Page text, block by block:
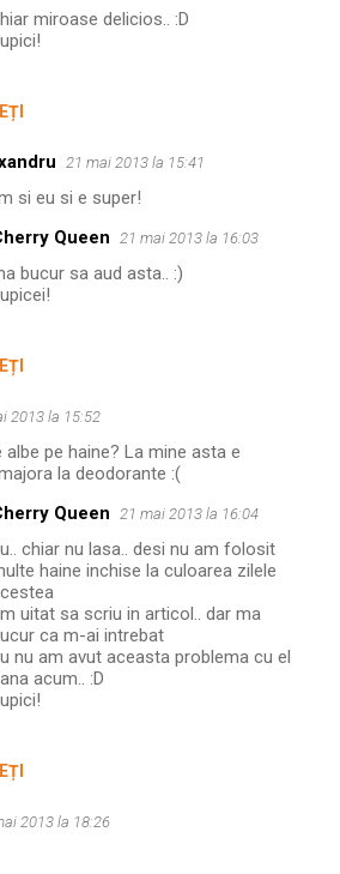
miroase delicios.. :D
21 mai 2013 la 15:41
si eu si e super!
Queen 21 mai 2013 la 16:03
bucur sa aud asta.. :)
2013 la 15:52
albe pe haine? La mine asta e
la deodorante :(
Queen 21 mai 2013 la 16:04
chiar nu lasa.. desi nu am folosit
haine inchise la culoarea zilele
uitat sa scriu in articol.. dar ma
ca m-ai intrebat
nu am avut aceasta problema cu el
acum.. :D
2013 la 18:26